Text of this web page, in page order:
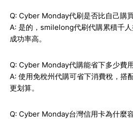
Q: Cyber Monday代刷是否比自己購
A: 是的，smilelong代刷代購累積千
成功率高。
Q: Cyber Monday代購能省下多少費
A: 使用免稅州代購可省下消費稅，搭
更划算。
Q: Cyber Monday台灣信用卡為什麼